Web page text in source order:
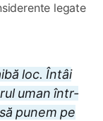
legate
loc. Întâi
uman într-
punem pe